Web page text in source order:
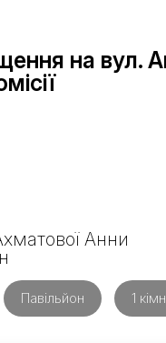
на вул.
Анни
Павільйон 1